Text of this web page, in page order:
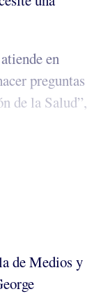
en
preguntas
de la Salud”,
de Medios y